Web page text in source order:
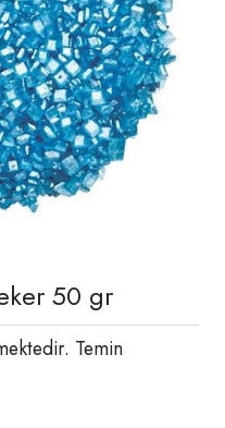
50 gr
Temin